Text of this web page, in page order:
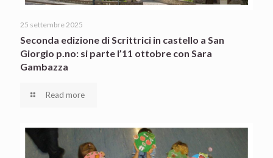
25 settembre 2025
Seconda edizione di Scrittrici in castello a San
Giorgio p.no: si parte l’11 ottobre con Sara
Gambazza
Read more